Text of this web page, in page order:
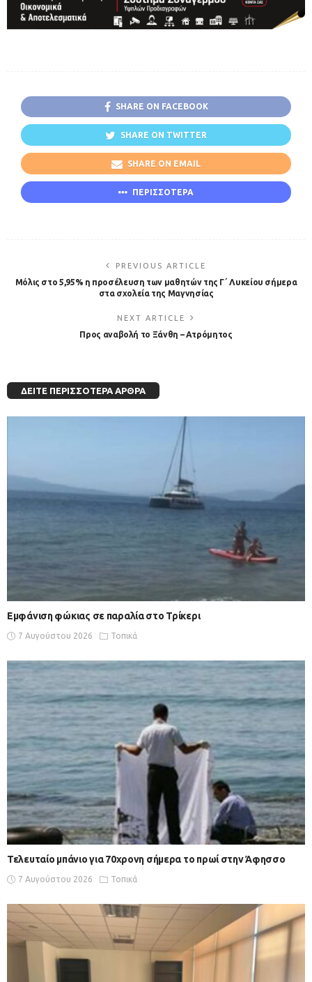
SHARE ON FACEBOOK
SHARE ON TWITTER
SHARE ON EMAIL
ΠΕΡΙΣΣΟΤΕΡΑ
PREVIOUS ARTICLE
Μόλις στο 5,95% η προσέλευση των μαθητών της Γ΄ Λυκείου σήμερα
στα σχολεία της Μαγνησίας
NEXT ARTICLE
Προς αναβολή το Ξάνθη – Ατρόμητος
ΔΕΊΤΕ ΠΕΡΙΣΣΌΤΕΡΑ ΆΡΘΡΑ
Εμφάνιση φώκιας σε παραλία στο Τρίκερι
7 Αυγούστου 2026 Τοπικά
Τελευταίο μπάνιο για 70χρονη σήμερα το πρωί στην Άφησσο
7 Αυγούστου 2026 Τοπικά